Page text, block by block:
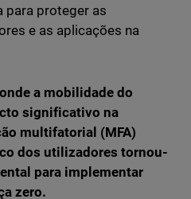
para proteger as
e as aplicações na
a mobilidade do
significativo na
multifatorial (MFA)
dos utilizadores tornou-
para implementar
zero.